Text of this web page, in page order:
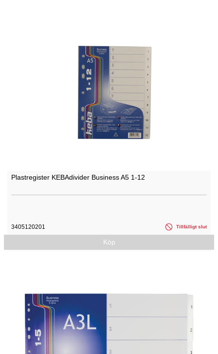
Plastregister KEBAdivider Business A5 1-12
3405120201 Tillfälligt slut
Köp